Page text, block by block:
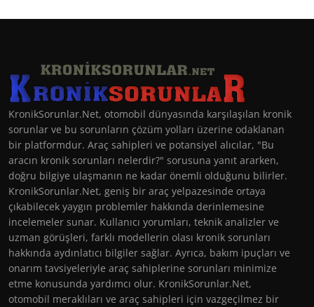
KronikSorunlar.Net, otomobil dünyasında karşılaşılan kronik
sorunlar ve bu sorunların çözüm yolları üzerine odaklanan
bir platformdur. Araç sahipleri ve potansiyel alıcılar, "Bu
aracın kronik sorunları nelerdir?" sorusuna yanıt ararken,
doğru bilgiye ulaşmanın ne kadar önemli olduğunu bilirler.
KronikSorunlar.Net, geniş bir araç yelpazesinde ortaya
çıkabilecek yaygın problemler hakkında derinlemesine
incelemeler sunar. Kullanıcı yorumları, teknik analizler ve
uzman görüşleri, farklı modellerin olası kronik sorunları
hakkında aydınlatıcı bilgiler sağlar. Ayrıca, bakım ipuçları ve
onarım tavsiyeleriyle araç sahiplerine sorunları minimize
etme konusunda yardımcı olur. KronikSorunlar.Net,
otomobil meraklıları ve araç sahipleri için vazgeçilmez bir